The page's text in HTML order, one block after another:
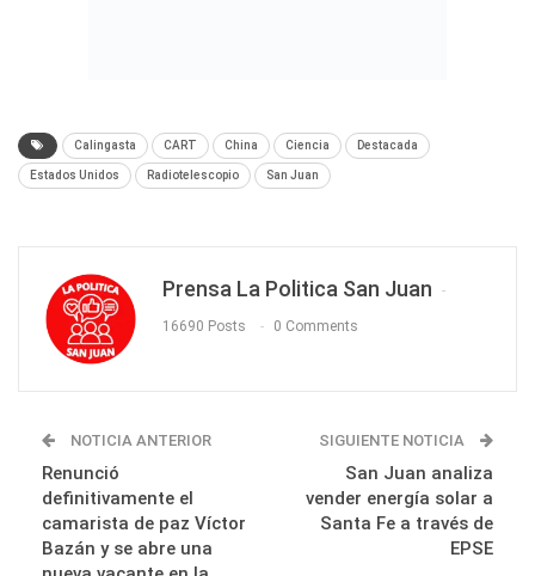
Calingasta CART China Ciencia Destacada
Estados Unidos Radiotelescopio San Juan
Prensa La Politica San Juan
16690 Posts 0 Comments
NOTICIA ANTERIOR
Renunció
definitivamente el
camarista de paz Víctor
Bazán y se abre una
SIGUIENTE NOTICIA
San Juan analiza
vender energía solar a
Santa Fe a través de
EPSE